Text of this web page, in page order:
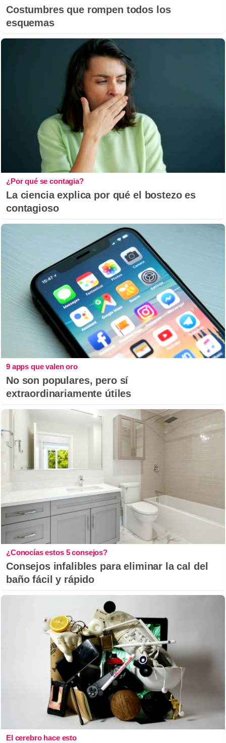
Costumbres que rompen todos los
esquemas
¿Por qué se contagia?
La ciencia explica por qué el bostezo es
contagioso
9 apps que valen oro
No son populares, pero sí
extraordinariamente útiles
¿Conocías estos 5 consejos?
Consejos infalibles para eliminar la cal del
baño fácil y rápido
El cerebro hace esto